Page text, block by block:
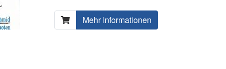
Mehr Informationen